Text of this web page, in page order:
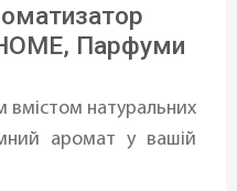
Парфуми
вмістом натуральних
аромат у вашій